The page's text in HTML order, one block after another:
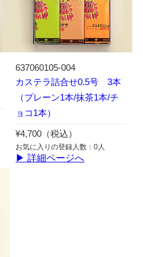
637060105-004
カステラ詰合せ0.5号 3本
（プレーン1本/抹茶1本/チ
ョコ1本）
¥4,700（税込）
お気に入りの登録人数：0人
▶ 詳細ページへ